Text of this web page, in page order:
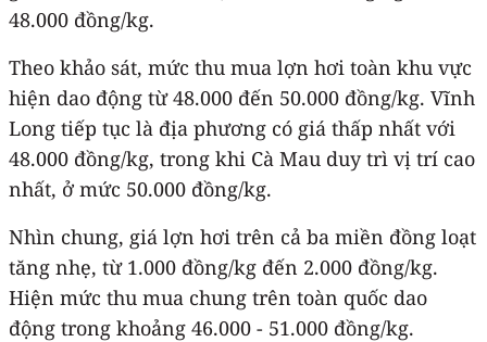
48.000 đồng/kg.
Theo khảo sát, mức thu mua lợn hơi toàn khu vực
hiện dao động từ 48.000 đến 50.000 đồng/kg. Vĩnh
Long tiếp tục là địa phương có giá thấp nhất với
48.000 đồng/kg, trong khi Cà Mau duy trì vị trí cao
nhất, ở mức 50.000 đồng/kg.
Nhìn chung, giá lợn hơi trên cả ba miền đồng loạt
tăng nhẹ, từ 1.000 đồng/kg đến 2.000 đồng/kg.
Hiện mức thu mua chung trên toàn quốc dao
động trong khoảng 46.000 - 51.000 đồng/kg.